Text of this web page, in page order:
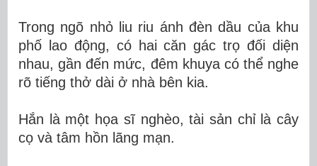
Trong ngõ nhỏ liu riu ánh đèn dầu của khu
phố lao động, có hai căn gác trọ đối diện
nhau, gần đến mức, đêm khuya có thể nghe
rõ tiếng thở dài ở nhà bên kia.
Hắn là một họa sĩ nghèo, tài sản chỉ là cây
cọ và tâm hồn lãng mạn.